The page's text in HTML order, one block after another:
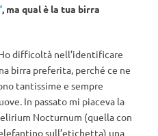
, ma qual è la tua birra
difficoltà nell’identificare
birra preferita, perché ce ne
tantissime e sempre
In passato mi piaceva la
Nocturnum (quella con
sull’etichetta) una